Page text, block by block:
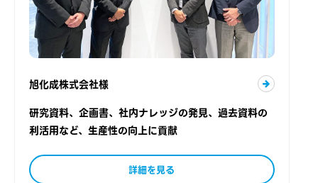
旭化成株式会社様
研究資料、企画書、社内ナレッジの発見、過去資料の
利活用など、生産性の向上に貢献
詳細を見る